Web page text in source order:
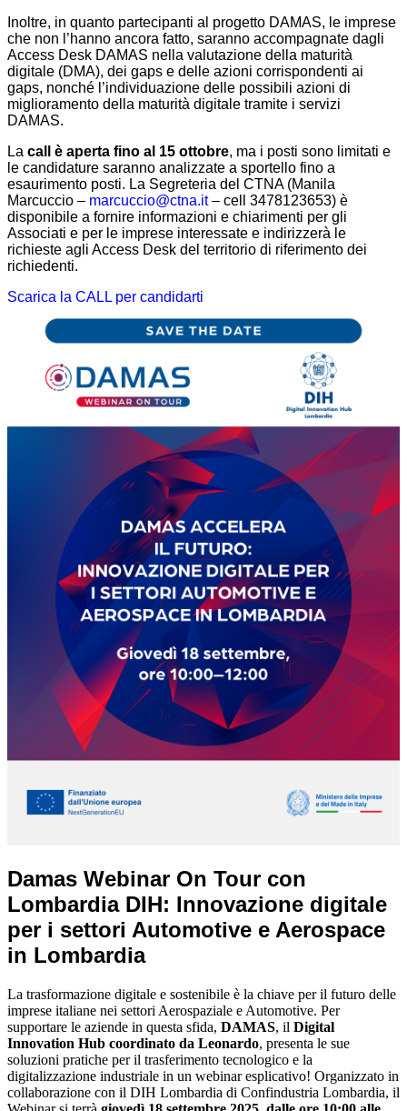
Inoltre, in quanto partecipanti al progetto DAMAS, le imprese
che non l’hanno ancora fatto, saranno accompagnate dagli
Access Desk DAMAS nella valutazione della maturità
digitale (DMA), dei gaps e delle azioni corrispondenti ai
gaps, nonché l’individuazione delle possibili azioni di
miglioramento della maturità digitale tramite i servizi
DAMAS.
La call è aperta fino al 15 ottobre, ma i posti sono limitati e
le candidature saranno analizzate a sportello fino a
esaurimento posti. La Segreteria del CTNA (Manila
Marcuccio – marcuccio@ctna.it– cell 3478123653) è
disponibile a fornire informazioni e chiarimenti per gli
Associati e per le imprese interessate e indirizzerà le
richieste agli Access Desk del territorio di riferimento dei
richiedenti.
Scarica la CALL per candidarti
Damas Webinar On Tour con
Lombardia DIH: Innovazione digitale
per i settori Automotive e Aerospace
in Lombardia
La trasformazione digitale e sostenibile è la chiave per il futuro delle
imprese italiane nei settori Aerospaziale e Automotive. Per
supportare le aziende in questa sfida, DAMAS, il Digital
Innovation Hub coordinato da Leonardo, presenta le sue
soluzioni pratiche per il trasferimento tecnologico e la
digitalizzazione industriale in un webinar esplicativo! Organizzato in
collaborazione con il DIH Lombardia di Confindustria Lombardia, il